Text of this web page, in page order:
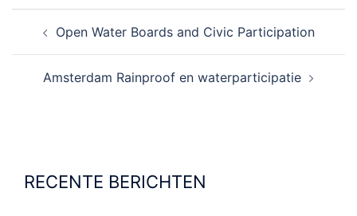
NAVIGATIE
Open Water Boards and Civic Participation
Amsterdam Rainproof en waterparticipatie
RECENTE BERICHTEN